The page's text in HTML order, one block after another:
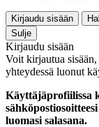
Kirjaudu sisään
Sulje
Kirjaudu sisään
Voit kirjautua
yhteydessä luonut
Käyttäjäprofiilissa
luomasi salasana.